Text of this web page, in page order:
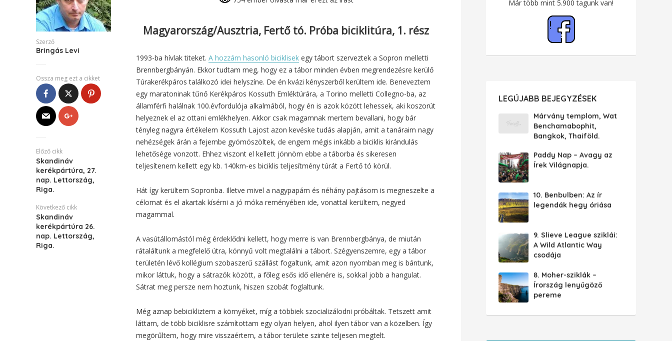
Szerző
Bringás Levi
Ossza meg ezt a cikket
Előző cikk
Skandináv
kerékpártúra, 27.
nap. Lettország,
Riga.
Következő cikk
Skandináv
kerékpártúra 26.
nap. Lettország,
Riga.
Magyarország/Ausztria, Fertő tó. Próba biciklitúra, 1. rész
1993-ba hívlak titeket. A hozzám hasonló biciklisek egy tábort szerveztek a Sopron melletti
Brennbergbányán. Ekkor tudtam meg, hogy ez a tábor minden évben megrendezésre kerülő
Túrakerékpáros találkozó idei helyszíne. De én kvázi kényszerből kerültem ide. Beneveztem
egy maratoninak tűnő Kerékpáros Kossuth Emléktúrára, a Torino melletti Collegno-ba, az
államférfi halálnak 100.évfordulója alkalmából, hogy én is azok között lehessek, aki koszorút
helyeznek el az ottani emlékhelyen. Akkor csak magamnak mertem bevallani, hogy bár
tényleg nagyra értékelem Kossuth Lajost azon kevéske tudás alapján, amit a tanáraim nagy
nehézségek árán a fejembe gyömöszöltek, de engem mégis inkább a biciklis kirándulás
lehetősége vonzott. Ehhez viszont el kellett jönnöm ebbe a táborba és sikeresen
teljesítenem kellett egy kb. 140km-es biciklis teljesítmény túrát a Fertő tó körül.
Hát így kerültem Sopronba. Illetve mivel a nagypapám és néhány pajtásom is megneszelte a
célomat és el akartak kísérni a jó móka reményében ide, vonattal kerültem, negyed
magammal.
A vasútállomástól még érdeklődni kellett, hogy merre is van Brennbergbánya, de miután
rátaláltunk a megfelelő útra, könnyű volt megtalálni a tábort. Szégyenszemre, egy a tábor
területén lévő kollégium szobaszerű szállást fogaltunk, amit azon nyomban meg is bántunk,
mikor láttuk, hogy a sátrazók között, a főleg esős idő ellenére is, sokkal jobb a hangulat.
Sátrat meg persze nem hoztunk, hiszen szobát foglaltunk.
Még aznap bebicikliztem a környéket, míg a többiek szocializálodni próbáltak. Tetszett amit
láttam, de több biciklisre számítottam egy olyan helyen, ahol ilyen tábor van a közelben. Így
megörűltem, hogy mire visszaértem, a tábor területe szinte teljesen megtelt.
Már több mint 5.900 tagunk van!
LEGÚJABB BEJEGYZÉSEK
Márvány templom, Wat
Benchamabophit,
Bangkok, Thaiföld.
Paddy Nap – Avagy az
Írek Világnapja.
10. Benbulben: Az ír
legendák hegy óriása
9. Slieve League sziklái:
A Wild Atlantic Way
csodája
8. Moher-sziklák –
Írország lenyűgöző
pereme